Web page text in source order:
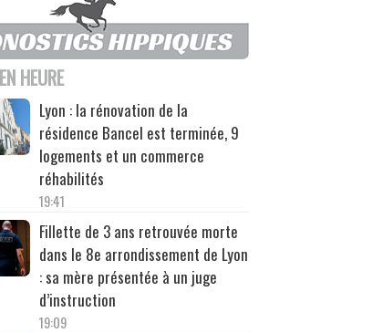
HEURE
Lyon : la rénovation de la
résidence Bancel est terminée, 9
logements et un commerce
réhabilités
19:41
Fillette de 3 ans retrouvée morte
dans le 8e arrondissement de Lyon
: sa mère présentée à un juge
d’instruction
19:09